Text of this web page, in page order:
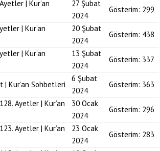
| Kur’an
27 Şubat
2024
Gösterim: 299
| Kur’an
20 Şubat
2024
Gösterim: 438
| Kur’an
13 Şubat
2024
Gösterim: 337
| Kur’an Sohbetleri
6 Şubat
2024
Gösterim: 363
Ayetler | Kur’an
30 Ocak
2024
Gösterim: 296
Ayetler | Kur’an
23 Ocak
2024
Gösterim: 283